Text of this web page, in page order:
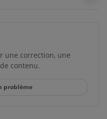
une correction, une
contenu.
problème